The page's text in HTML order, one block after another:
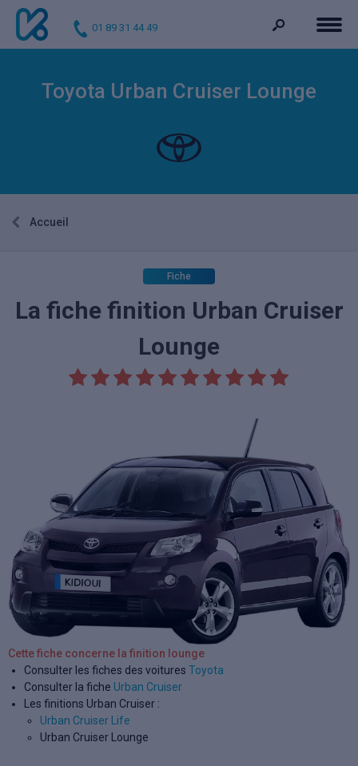
01 89 31 44 49
Toyota Urban Cruiser Lounge
Accueil
Fiche
La fiche finition Urban Cruiser
Lounge
Cette fiche concerne la finition lounge
Consulter les fiches des voitures Toyota
Consulter la fiche Urban Cruiser
Les finitions Urban Cruiser :
Urban Cruiser Life
Urban Cruiser Lounge